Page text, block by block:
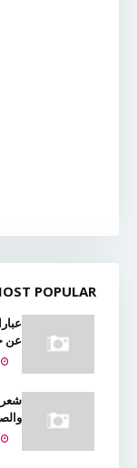
POPULAR
عن